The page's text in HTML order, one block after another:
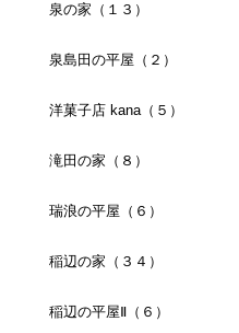
泉の家（１３）
泉島田の平屋（２）
洋菓子店 kana（５）
滝田の家（８）
瑞浪の平屋（６）
稲辺の家（３４）
稲辺の平屋Ⅱ（６）